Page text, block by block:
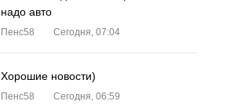
надо авто
Пенс58 Сегодня, 07:04
Хорошие новости)
Пенс58 Сегодня, 06:59